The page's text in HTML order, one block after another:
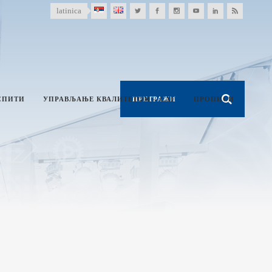
latinica
УПРАВЉАЊЕ КВАЛИТЕТОМ – CAF ПРОПИСИ